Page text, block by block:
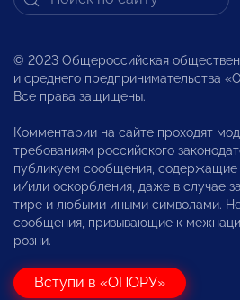
© 2023 Общероссийская
и среднего предпринимательства
Все права защищены.
Комментарии на сайте проходят
требованиям российского
публикуем сообщения, содержащие
и/или оскорбления, даже в случае
тире и любыми иными символами.
сообщения, призывающие к
розни.
Вступи в «ОПОРУ»